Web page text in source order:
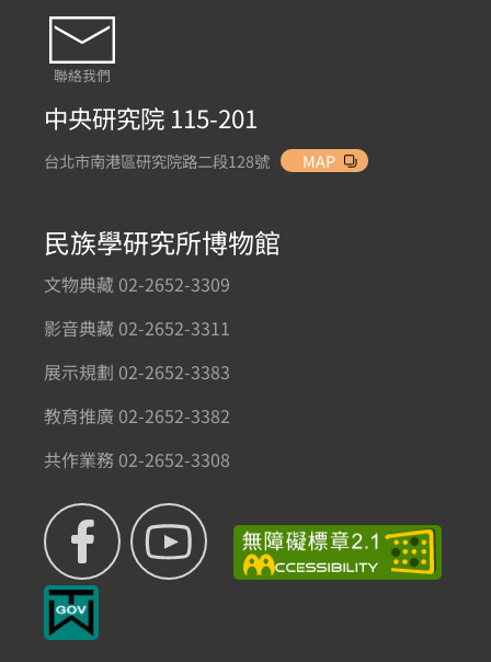
聯絡我們
中央研究院 115-201
台北市南港區研究院路二段128號 MAP
民族學研究所博物館
文物典藏 02-2652-3309
影音典藏 02-2652-3311
展示規劃 02-2652-3383
教育推廣 02-2652-3382
共作業務 02-2652-3308